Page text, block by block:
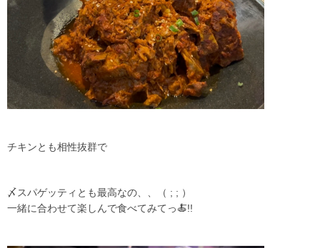
チキンとも相性抜群で
〆スパゲッティとも最高なの、、（ ; ; ）
一緒に合わせて楽しんで食べてみてっ🍝!!